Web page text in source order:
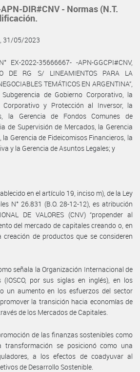
DIR#CNV - Normas (N.T.
31/05/2023
EX-2022-35666667- -APN-GGCPI#CNV,
DE RG S/ LINEAMIENTOS PARA LA
TEMÁTICOS EN ARGENTINA”,
de Gobierno Corporativo, la
Corporativo y Protección al Inversor, la
la Gerencia de Fondos Comunes de
de Supervisión de Mercados, la Gerencia
Gerencia de Fideicomisos Financieros, la
y la Gerencia de Asuntos Legales; y
en el artículo 19, inciso m), de la Ley
N° 26.831 (B.O. 28-12-12), es atribución
DE VALORES (CNV) “propender al
del mercado de capitales creando o, en
creación de productos que se consideren
señala la Organización Internacional de
(IOSCO, por sus siglas en inglés), en los
un aumento en los esfuerzos del sector
la transición hacia economías de
de los Mercados de Capitales.
de las finanzas sostenibles como
transformación se posicionó como una
a los efectos de coadyuvar al
de Desarrollo Sostenible.